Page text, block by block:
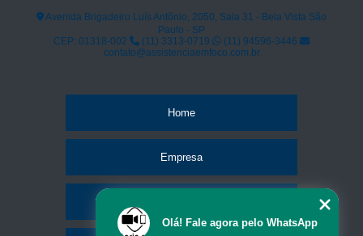
Avenida Brigadeiro Luís Antônio, 2050, Sala 31 - Bela Vista São
Paulo - SP
CEP: 01318-002
(11) 3313-0719
(11) 94596-3446
contato@assistenciaemfoco.com.br
Home
Empresa
Olá! Fale agora pelo WhatsApp